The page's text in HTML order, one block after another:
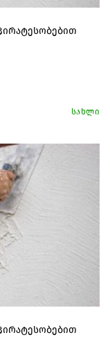
სახლი